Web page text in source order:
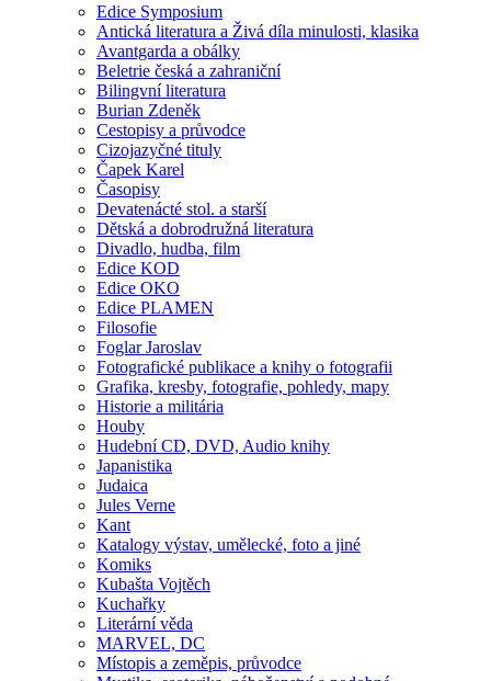
Edice Symposium
Antická literatura a Živá díla minulosti, klasika
Avantgarda a obálky
Beletrie česká a zahraniční
Bilingvní literatura
Burian Zdeněk
Cestopisy a průvodce
Cizojazyčné tituly
Čapek Karel
Časopisy
Devatenácté stol. a starší
Dětská a dobrodružná literatura
Divadlo, hudba, film
Edice KOD
Edice OKO
Edice PLAMEN
Filosofie
Foglar Jaroslav
Fotografické publikace a knihy o fotografii
Grafika, kresby, fotografie, pohledy, mapy
Historie a militária
Houby
Hudební CD, DVD, Audio knihy
Japanistika
Judaica
Jules Verne
Kant
Katalogy výstav, umělecké, foto a jiné
Komiks
Kubašta Vojtěch
Kuchařky
Literární věda
MARVEL, DC
Místopis a zeměpis, průvodce